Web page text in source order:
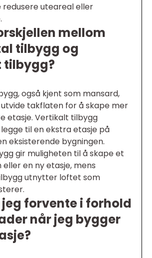
uteareal eller
mellom
tilbygg og
også kjent som mansard,
takflaten for å skape mer
etasje. Vertikalt tilbygg
til en ekstra etasje på
eksisterende bygningen.
gir muligheten til å skape et
en ny etasje, mens
utnytter loftet som
jeg forvente i forhold
når jeg bygger